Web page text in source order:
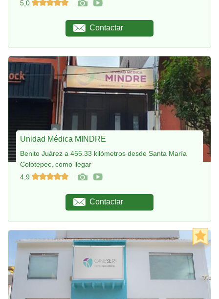
5,0
Contactar
Unidad Médica MINDRE
Benito Juárez a 455.33 kilómetros desde Santa María
Colotepec, como llegar
4,9
Contactar